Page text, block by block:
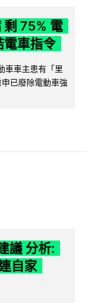
剩 75% 電
電車指令
車車主患有「里
已廢除電動車強
議 分析:
自家